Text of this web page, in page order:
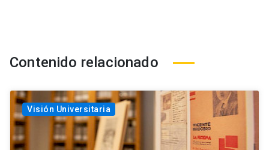
Contenido relacionado
Visión Universitaria